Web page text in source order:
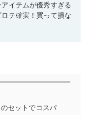
イテムが優秀すぎる
テ確実！買って損な
セットでコスパ